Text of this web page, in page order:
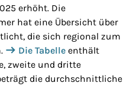
erhöht. Die
hat eine Übersicht über
die sich regional zum
Die Tabelle enthält
zweite und dritte
die durchschnittliche